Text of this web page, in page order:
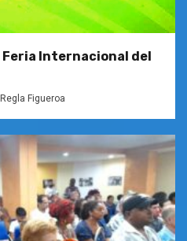
Feria Internacional del
Figueroa